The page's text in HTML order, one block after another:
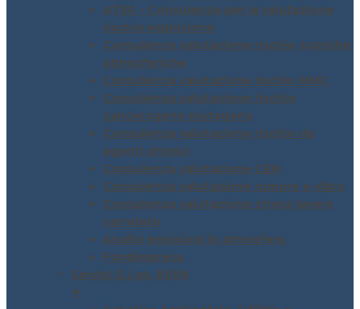
ATEX – Consulenza per la valutazione
rischio esplosione
Consulenza valutazione rischio scariche
atmosferiche
Consulenza valutazione rischio MMC
Consulenza valutazione rischio
cancerogeno mutageno
Consulenza valutazione rischio da
agenti chimici
Consulenza valutazione CEM
Consulenza valutazione rumore e vibro
Consulenza valutazione stress lavoro
correlato
Analisi emissioni in atmosfera
Fondimpresa
Servizi D.Lgs. 81/08
▼